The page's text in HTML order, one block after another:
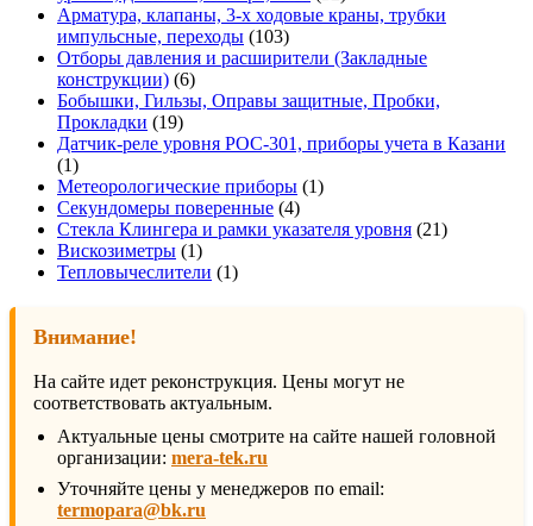
товара
Арматура, клапаны, 3-х ходовые краны, трубки
импульсные, переходы 103103
товара
Отборы давления и расширители (Закладные
конструкции) 66
товаров
Бобышки, Гильзы, Оправы защитные, Пробки,
Прокладки
1919
товаров
Датчик-реле уровня РОС-301, приборы учета в Казани
11
товар
Метеорологические приборы 11
Секундомеры поверенные 44
товара
Стекла Клингера и рамки указателя уровня 2121
Вискозиметры 11
товар
Тепловычеслители 11
Внимание!
На сайте идет реконструкция. Цены могут не
соответствовать актуальным.
Актуальные цены смотрите на сайте нашей головной
организации: mera-tek.ru
Уточняйте цены у менеджеров по email:
termopara@bk.ru